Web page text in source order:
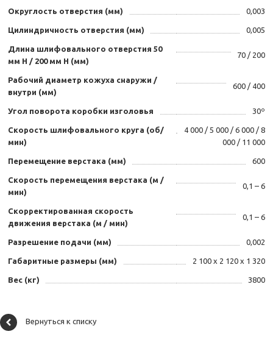
Округлость отверстия (мм) 0,003
Цилиндричность отверстия (мм) 0,005
Длина шлифовального отверстия 50
мм H / 200 мм H (мм)
70 / 200
Рабочий диаметр кожуха снаружи /
внутри (мм)
600 / 400
Угол поворота коробки изголовья 30º
Скорость шлифовального круга (об/
мин)
4 000 / 5 000 / 6 000 / 8
000 / 11 000
Перемещение верстака (мм) 600
Скорость перемещения верстака (м /
мин)
0,1 – 6
Скорректированная скорость
движения верстака (м / мин)
0,1 – 6
Разрешение подачи (мм) 0,002
Габаритные размеры (мм) 2 100 x 2 120 x 1 320
Вес (кг) 3800
Вернуться к списку